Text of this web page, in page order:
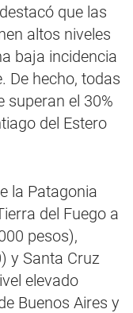
que las
altos niveles
baja incidencia
De hecho, todas
superan el 30%
del Estero
la Patagonia
del Fuego a
pesos),
y Santa Cruz
elevado
Buenos Aires y